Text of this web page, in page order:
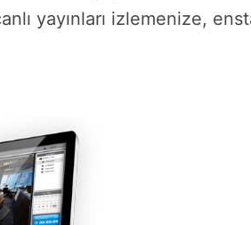
yayınları izlemenize,